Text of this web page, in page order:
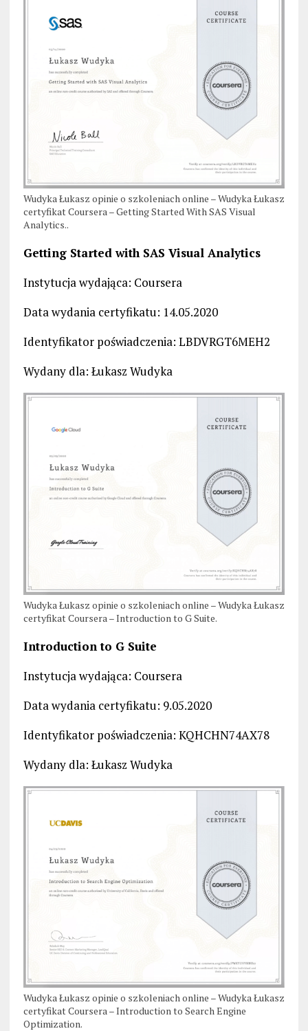
Wudyka Łukasz opinie o szkoleniach online – Wudyka Łukasz
certyfikat Coursera – Getting Started With SAS Visual
Analytics..
Getting Started with SAS Visual Analytics
Instytucja wydająca: Coursera
Data wydania certyfikatu: 14.05.2020
Identyfikator poświadczenia: LBDVRGT6MEH2
Wydany dla: Łukasz Wudyka
Wudyka Łukasz opinie o szkoleniach online – Wudyka Łukasz
certyfikat Coursera – Introduction to G Suite.
Introduction to G Suite
Instytucja wydająca: Coursera
Data wydania certyfikatu: 9.05.2020
Identyfikator poświadczenia: KQHCHN74AX78
Wydany dla: Łukasz Wudyka
Wudyka Łukasz opinie o szkoleniach online – Wudyka Łukasz
certyfikat Coursera – Introduction to Search Engine
Optimization.